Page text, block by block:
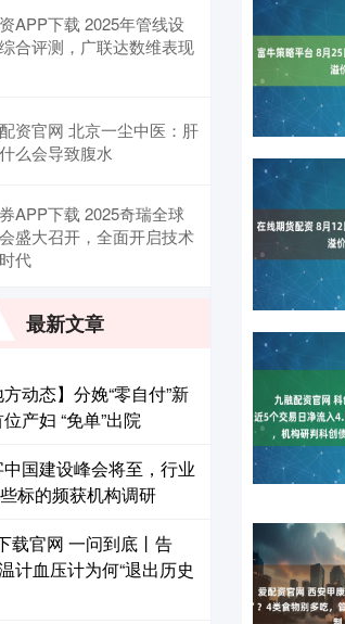
APP下载 2025年管线设
合评测，广联达数维表现
资官网 北京一尘中医：肝
么会导致腹水
APP下载 2025奇瑞全球
盛大召开，全面开启技术
代
最新文章
动态】分娩“零自付”新
产妇 “免单”出院
国建设峰会将至，行业
标的频获机构调研
载官网 一问到底丨告
计血压计为何“退出历史